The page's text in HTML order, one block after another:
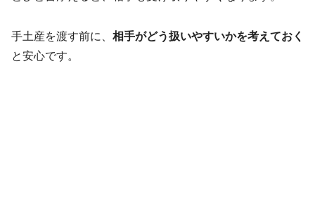
手土産を渡す前に、 相手がどう扱いやすいかを考えておく
と安心です。